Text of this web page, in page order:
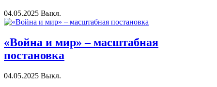
04.05.2025 Выкл.
«Война и мир» – масштабная
постановка
04.05.2025 Выкл.